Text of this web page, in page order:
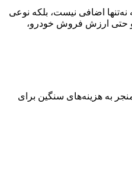
اضافی نیست، بلکه نوعی
و حتی ارزش فروش خودرو،
به هزینه‌های سنگین برای